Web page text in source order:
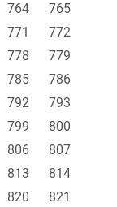
764
765
771
772
778
779
785
786
792
793
799
800
806
807
813
814
820
821